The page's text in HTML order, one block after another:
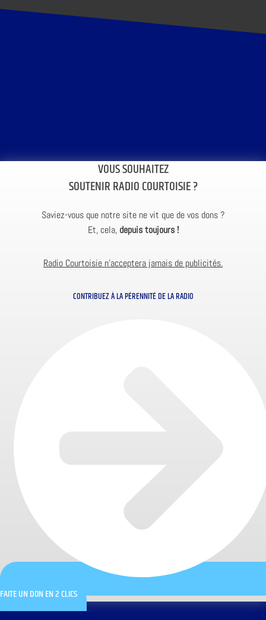
VOUS SOUHAITEZ
SOUTENIR RADIO COURTOISIE ?
Saviez-vous que notre site ne vit que de vos dons ?
Et, cela, depuis toujours !
Radio Courtoisie n’acceptera jamais de publicités.
CONTRIBUEZ À LA PÉRENNITÉ DE LA RADIO
FAITE UN DON EN 2 CLICS